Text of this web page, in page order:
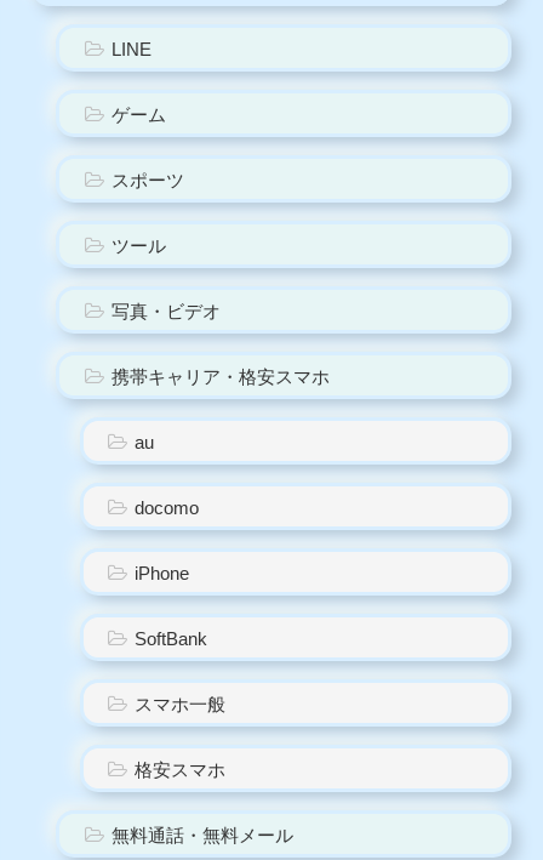
LINE
ゲーム
スポーツ
ツール
写真・ビデオ
携帯キャリア・格安スマホ
au
docomo
iPhone
SoftBank
スマホ一般
格安スマホ
無料通話・無料メール